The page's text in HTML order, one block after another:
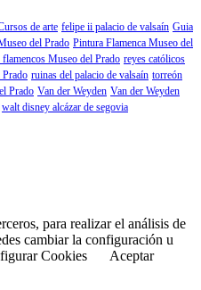
de arte felipe ii palacio de valsaín Guia
del Prado Pintura Flamenca Museo del
Museo del Prado reyes católicos
ruinas del palacio de valsaín torreón
Prado Van der Weyden Van der Weyden
walt disney alcázar de segovia
para realizar el análisis de
cambiar la configuración u
Cookies
Aceptar